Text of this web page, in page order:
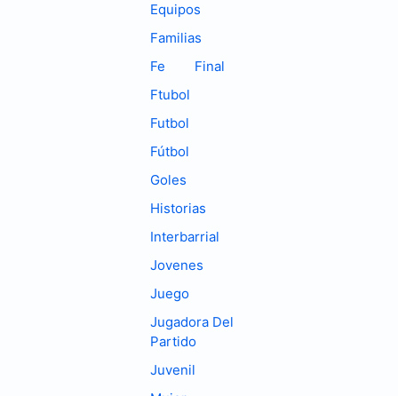
Equipos
Familias
Fe
Final
Ftubol
Futbol
Fútbol
Goles
Historias
Interbarrial
Jovenes
Juego
Jugadora Del
Partido
Juvenil